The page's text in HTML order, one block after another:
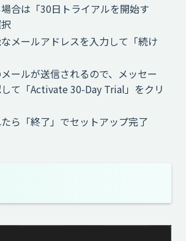
合は「30日トライアルを開始す
メールアドレスを入力して「続け
ールが送信されるので、メッセー
て「Activate 30-Day Trial」をクリ
ら「終了」でセットアップ完了